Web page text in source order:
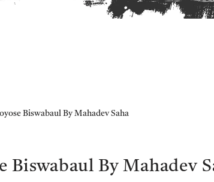
Biswabaul By Mahadev Saha
Biswabaul By Mahadev